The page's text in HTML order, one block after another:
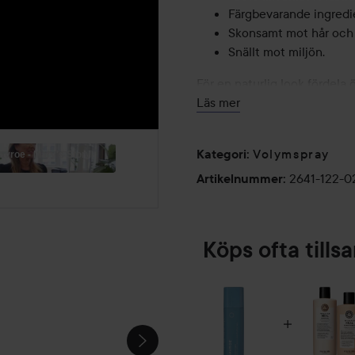
Davroe - Mary's Story
Färgbevarande
Skonsamt mot hår
Snällt mot miljön.
För maximal volym använd
Läs mer
Kategori: Volymspray
Artikelnummer: 2641-122-
Köps ofta